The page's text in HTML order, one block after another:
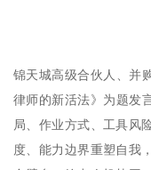
锦天城高级合伙人、并
律师的新活法》为题发
局、作业方式、工具风
度、能力边界重塑自我